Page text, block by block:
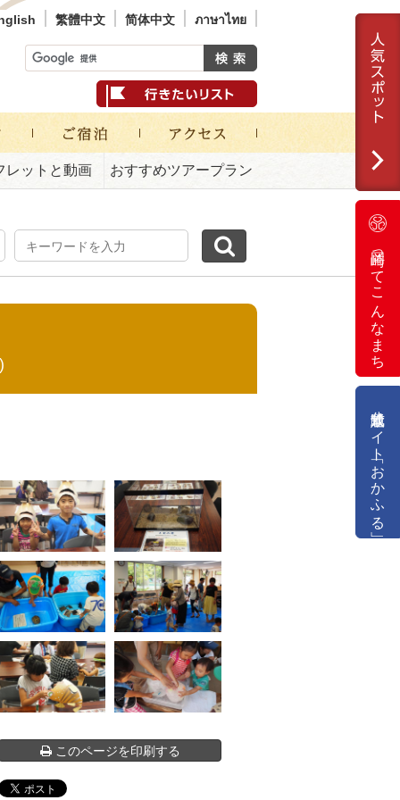
繁體中文 简体中文 ภาษาไทย
レットと動画 おすすめツアープラン
岡崎ってこんなまち
公式通販サイト「おかふる」
このページを印刷する